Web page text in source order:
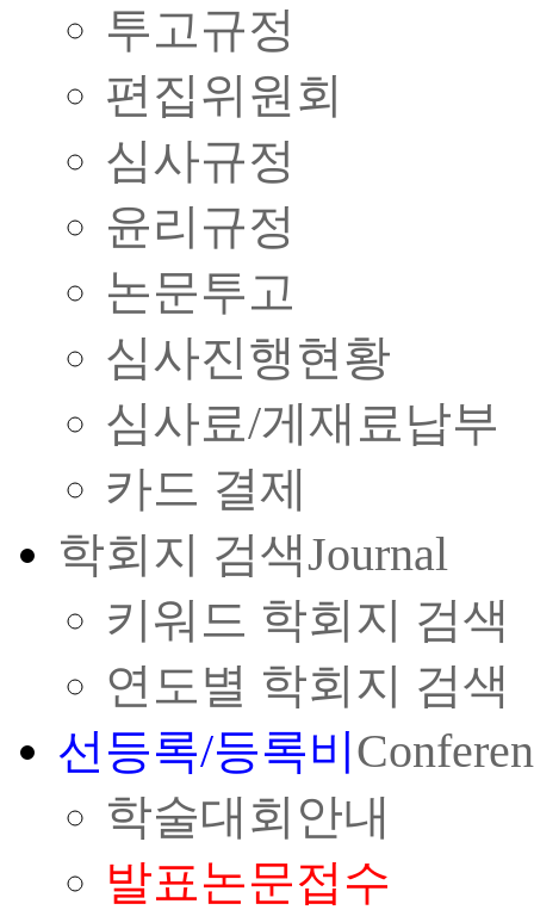
투고규정
편집위원회
심사규정
윤리규정
논문투고
심사진행현황
심사료/게재료납부
카드 결제
학회지 검색Journal
키워드 학회지 검색
연도별 학회지 검색
선등록/등록비
학술대회안내
발표논문접수